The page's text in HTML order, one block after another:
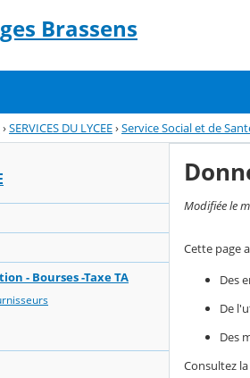
Brassens
›SERVICES DU LYCEE›Service Social et de
- Bourses -Taxe TA
Modifiée le
Cette page
Des
De
Des
Consultez la